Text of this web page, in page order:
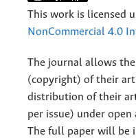
This work is licensed
NonCommercial 4.0
The journal allows
(copyright) of their
distribution of their
per issue) under
The full paper will be